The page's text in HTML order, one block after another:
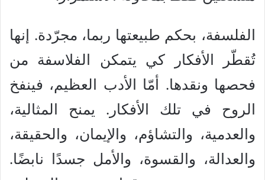
الفلسفة، بحكم طبيعتها ربما، مجرّدة. إنها
تُقطّر الأفكار كي يتمكن الفلاسفة من
فحصها ونقدها. أمّا الأدب العظيم، فينفخ
الروح في تلك الأفكار. يمنح المثالية،
والعدمية، والتشاؤم، والإيمان، والحقيقة،
والعدالة، والقسوة، والأمل جسدًا نابضًا.